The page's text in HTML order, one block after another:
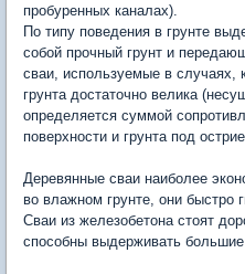
пробуренных каналах).
По типу поведения в грунте
собой прочный грунт и
сваи, используемые в случаях,
грунта достаточно велика
определяется суммой
поверхности и грунта под
Деревянные сваи наиболее
во влажном грунте, они быстро
Сваи из железобетона стоят
способны выдерживать большие